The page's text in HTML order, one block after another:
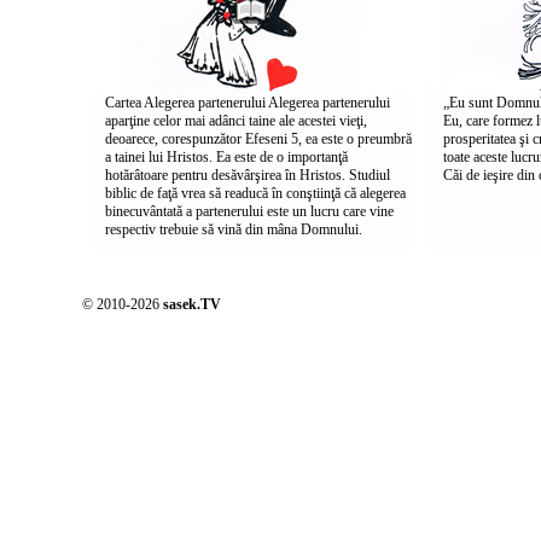
Cartea Alegerea partenerului Alegerea partenerului
aparţine celor mai adânci taine ale acestei vieţi,
deoarece, corespunzător Efeseni 5, ea este o preumbră
a tainei lui Hristos. Ea este de o importanţă
hotărâtoare pentru desăvârşirea în Hristos. Studiul
biblic de faţă vrea să readucă în conştiinţă că alegerea
binecuvântată a partenerului este un lucru care vine
respectiv trebuie să vină din mâna Domnului.
„Eu sunt
Eu, care formez
prosperitatea şi
toate aceste
Căi de ieşire din
© 2010-2026 sasek.TV